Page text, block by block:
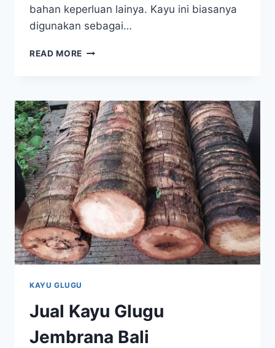
bahan keperluan lainya. Kayu ini biasanya
digunakan sebagai…
READ MORE JUAL
BALI
KAYU GLUGU
Jual Kayu Glugu
Jembrana Bali